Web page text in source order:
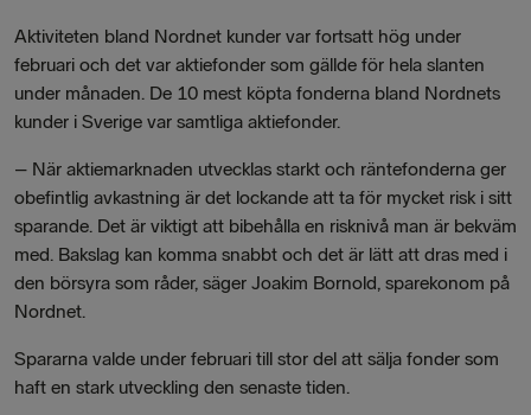
Aktiviteten bland Nordnet kunder var fortsatt hög under
februari och det var aktiefonder som gällde för hela slanten
under månaden. De 10 mest köpta fonderna bland Nordnets
kunder i Sverige var samtliga aktiefonder.
– När aktiemarknaden utvecklas starkt och räntefonderna ger
obefintlig avkastning är det lockande att ta för mycket risk i sitt
sparande. Det är viktigt att bibehålla en risknivå man är bekväm
med. Bakslag kan komma snabbt och det är lätt att dras med i
den börsyra som råder, säger Joakim Bornold, sparekonom på
Nordnet.
Spararna valde under februari till stor del att sälja fonder som
haft en stark utveckling den senaste tiden.